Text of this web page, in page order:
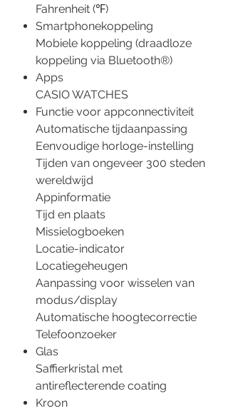
Fahrenheit (℉)
Smartphonekoppeling
Mobiele koppeling (draadloze
koppeling via Bluetooth®)
Apps
CASIO WATCHES
Functie voor appconnectiviteit
Automatische tijdaanpassing
Eenvoudige horloge-instelling
Tijden van ongeveer 300 steden
wereldwijd
Appinformatie
Tijd en plaats
Missielogboeken
Locatie-indicator
Locatiegeheugen
Aanpassing voor wisselen van
modus/display
Automatische hoogtecorrectie
Telefoonzoeker
Glas
Saffierkristal met
antireflecterende coating
Kroon